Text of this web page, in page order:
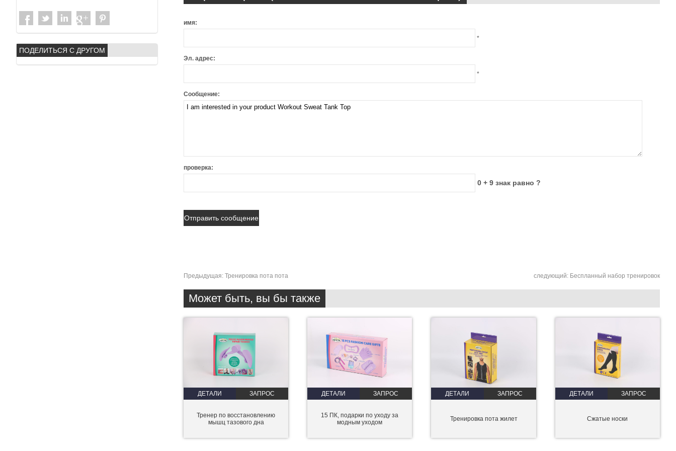
имя:
*
Эл. адрес:
*
Сообщение:
проверка:
0 + 9 знак равно ?
Предыдущая: Тренировка пота пота следующий: Беспланный набор тренировок
Может быть, вы бы также
ДЕТАЛИ ЗАПРОС
Тренер по восстановлению
мышц тазового дна
ДЕТАЛИ ЗАПРОС
15 ПК, подарки по уходу за
модным уходом
ДЕТАЛИ ЗАПРОС
Тренировка пота жилет
ДЕТАЛИ ЗАПРОС
Сжатые носки
ПОДЕЛИТЬСЯ С ДРУГОМ